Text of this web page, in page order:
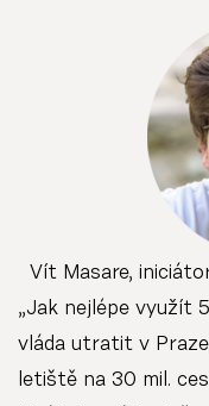
Vít Masare,
„Jak nejlépe využít
vláda utratit v
letiště na 30 mil.